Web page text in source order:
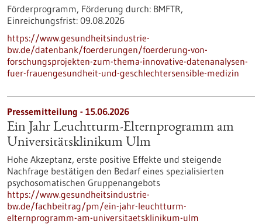
Förderprogramm, Förderung durch: BMFTR,
Einreichungsfrist: 09.08.2026
https://www.gesundheitsindustrie-
bw.de/datenbank/foerderungen/foerderung-von-
forschungsprojekten-zum-thema-innovative-datenanalysen-
fuer-frauengesundheit-und-geschlechtersensible-medizin
Pressemitteilung - 15.06.2026
Ein Jahr Leuchtturm-​Elternprogramm am
Universitätsklinikum Ulm
Hohe Akzeptanz, erste positive Effekte und steigende
Nachfrage bestätigen den Bedarf eines spezialisierten
psychosomatischen Gruppenangebots
https://www.gesundheitsindustrie-
bw.de/fachbeitrag/pm/ein-jahr-leuchtturm-
elternprogramm-am-universitaetsklinikum-ulm